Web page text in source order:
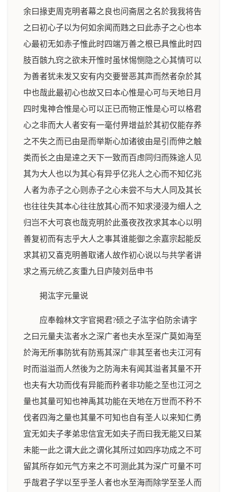
余曰掾吏周克明者幕之良也问斋居之名於我我将告
之曰初心子以为何如余闻而韪之曰此赤子之心也本
心最初无如赤子惟此时四端万善之根已具惟此时四
肢百骸九窍之欲未开惟时虽怵惕恻隐之心其情可以
为善者犹未发又安有内交要誉恶其声而然者杂於其
中也哉此最初心也故又曰本心惟是心可与天地日月
四时鬼神合惟是心可以正已而物正惟是心可以格君
心之非而大人者安有一毫付畀增益於其初仅能存养
之不失之而已由是而举斯心加诸彼由是引而伸之触
类而长之由是逹之天下一致而百虑同归而殊途人见
其为大人也以为其心有异乎亿兆人之心而不知亿兆
人者为赤子之心则赤子之心未尝不与大人同及其长
也往往失其本心往往放其心而不知求浸浸为细人之
归岂不大可哀也哉克明於此蚤夜孜孜求其本心以明
善复初而有志乎大人之事其谁能御之余嘉宗起能反
求其初又喜克明善取诸人故作初心说以与共学者讲
求之焉元统乙亥重九日庐陵刘岳申书
掲汯字元量说
应奉翰林文字官掲君?硕之子汯字伯防余请字
之曰元量夫汯者水之深广者也夫水至深广莫如海至
於海无所事防犹有防焉其深广非其至者也夫江河有
时而溢溢而人然後为之防海未有闻其溢者其量不开
也夫有大功而伐有异能而矜者非功能之至也江河之
量也其量可知也神禹其功能在天地在万世而不矜不
伐者四海之量也其量不可知也自有圣人以来知仁勇
宜无如夫子孝弟忠信宜无如夫子而曰我无能又曰某
未能一此之谓大此之谓化其所过如四序功成之不可
留其所存如元气方来之不可测此其为深广可量不可
乎哉君子学以至乎圣人者也水至海而除学至圣人而